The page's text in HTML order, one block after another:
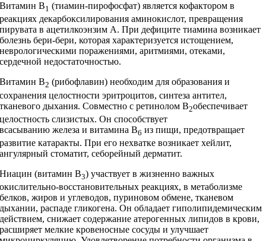
Витамин В1 (тиамин-пирофосфат) является кофактором в
реакциях декарбоксилирования аминокислот, превращения
пирувата в ацетилкоэнзим А. При дефиците тиамина возникает
болезнь бери-бери, которая характеризуется истощением,
неврологическими поражениями, аритмиями, отеками,
сердечной недостаточностью.
Витамин В2 (рибофлавин) необходим для образования и
сохранения целостности эритроцитов, синтеза антител,
тканевого дыхания. Совместно с ретинолом В2обеспечивает
целостность слизистых. Он способствует
всасыванию железа и витамина В6 из пищи, предотвращает
развитие катаракты. При его нехватке возникает хейлит,
ангулярный стоматит, себорейный дерматит.
Ниацин (витамин В3) участвует в жизненно важных
окислительно-восстановительных реакциях, в метаболизме
белков, жиров и углеводов, пуриновом обмене, тканевом
дыхании, распаде гликогена. Он обладает гиполипидемическим
действием, снижает содержание атерогенных липидов в крови,
расширяет мелкие кровеносные сосуды и улучшает